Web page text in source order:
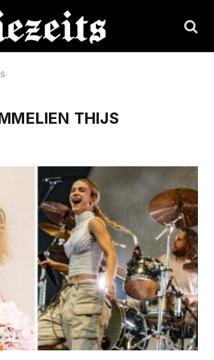
THIJS